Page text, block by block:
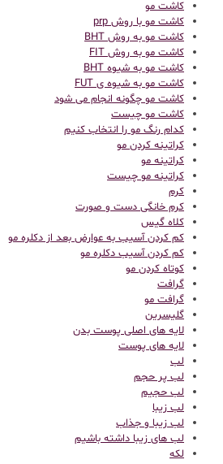
کاشت مو
کاشت مو با روش prp
کاشت مو به روش BHT
کاشت مو به روش FIT
کاشت مو به شیوه BHT
کاشت مو به شیوه ی FUT
کاشت مو چگونه انجام می شود
کاشت مو چیست
کدام رنگ مو را انتخاب کنیم
کراتینه کردن مو
کراتینه مو
کراتینه مو چیست
کرم
کرم خانگی دست و صورت
کلاه گیس
کم کردن آسیب به عوارض بعد از دکلره مو
کم کردن آسیب دکلره مو
کوتاه کردن مو
گرافت
گرافت مو
گلیسرین
لایه های اصلی پوست بدن
لایه های پوست
لب
لب پر حجم
لب حجیم
لب زیبا
لب زیبا و جذاب
لب های زیبا داشته باشیم
لکه